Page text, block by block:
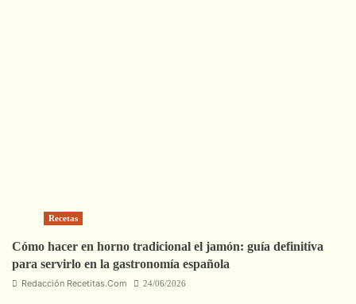
Recetas
Cómo hacer en horno tradicional el jamón: guía definitiva
para servirlo en la gastronomía española
Redacción Recetitas.Com 24/06/2026